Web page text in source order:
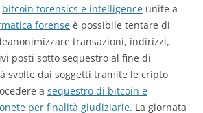
bitcoin forensics e intelligence unite a
forense è possibile tentare di
transazioni, indirizzi,
posti sotto sequestro al fine di
svolte dai soggetti tramite le cripto
a sequestro di bitcoin e
per finalità giudiziarie. La giornata